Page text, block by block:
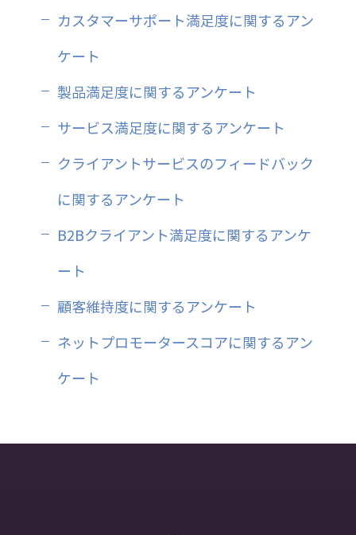
カスタマーサポート満足度に関するアン
ケート
製品満足度に関するアンケート
サービス満足度に関するアンケート
クライアントサービスのフィードバック
に関するアンケート
B2Bクライアント満足度に関するアンケ
ート
顧客維持度に関するアンケート
ネットプロモータースコアに関するアン
ケート